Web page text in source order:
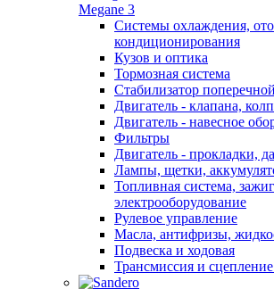
Megane 3
Системы охлаждения,
кондиционирования
Кузов и оптика
Тормозная система
Стабилизатор
Двигатель - клапана,
Двигатель - навесное
Фильтры
Двигатель - прокладки,
Лампы, щетки,
Топливная система,
электрооборудование
Рулевое управление
Масла, антифризы,
Подвеска и ходовая
Трансмиссия и